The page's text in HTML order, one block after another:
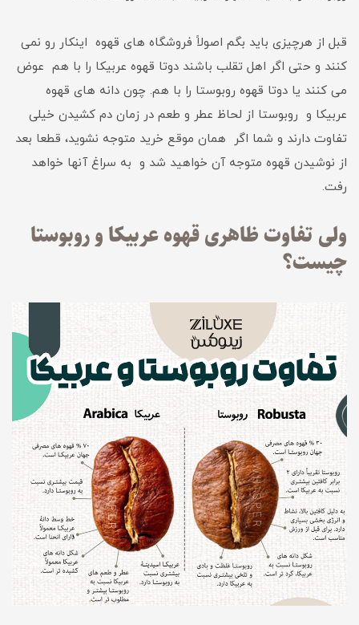
قبل از هرچیزی باید بگم اصولاً فروشگاه های قهوه اینکار رو نمی
کنند و حتی اگر اهل تقلب باشند دوتا قهوه عربیکا را با هم عوض
می کنند یا دوتا قهوه روبوستا را با هم. چون دانه های قهوه
عربیکا و روبوستا از لحاظ عطر و طعم در زمان دم کشیدن خیلی
تفاوت دارند و شما اگر همان موقع خرید متوجه نشوید، قطعا بعد
از نوشیدن قهوه متوجه آن خواهید شد و به سراغ آنها خواهد
رفت.
ولی تفاوت ظاهری قهوه عربیکا و روبوستا
چیست؟